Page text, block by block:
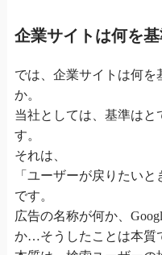
企業サイトは何を
では、企業サイトは何を
か。
当社としては、基準はと
す。
それは、
「ユーザーが戻りたい
です。
広告の名称が何か、
か…そうしたことは本質